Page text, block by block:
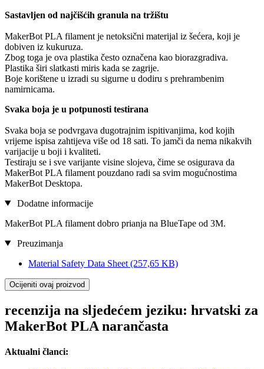
Sastavljen od najčišćih granula na tržištu
MakerBot PLA filament je netoksični materijal iz šećera, koji je
dobiven iz kukuruza.
Zbog toga je ova plastika često označena kao biorazgradiva.
Plastika širi slatkasti miris kada se zagrije.
Boje korištene u izradi su sigurne u dodiru s prehrambenim
namirnicama.
Svaka boja je u potpunosti testirana
Svaka boja se podvrgava dugotrajnim ispitivanjima, kod kojih
vrijeme ispisa zahtijeva više od 18 sati. To jamči da nema nikakvih
varijacije u boji i kvaliteti.
Testiraju se i sve varijante visine slojeva, čime se osigurava da
MakerBot PLA filament pouzdano radi sa svim mogućnostima
MakerBot Desktopa.
Dodatne informacije
MakerBot PLA filament dobro prianja na BlueTape od 3M.
Preuzimanja
Material Safety Data Sheet (257,65 KB)
Ocijeniti ovaj proizvod
recenzija na sljedećem jeziku: hrvatski za
MakerBot PLA narančasta
Aktualni članci: